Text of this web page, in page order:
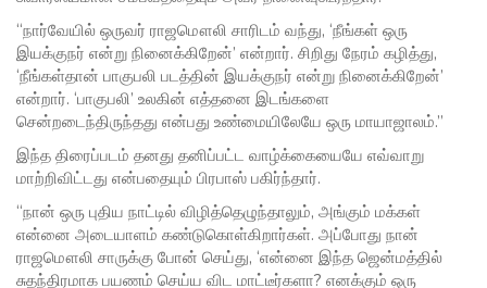
“நார்வேயில் ஒருவர் ராஜமௌலி சாரிடம் வந்து, ‘நீங்கள் ஒரு
இயக்குநர் என்று நினைக்கிறேன்’ என்றார். சிறிது நேரம் கழித்து,
‘நீங்கள்தான் பாகுபலி படத்தின் இயக்குநர் என்று நினைக்கிறேன்’
என்றார். ‘பாகுபலி’ உலகின் எத்தனை இடங்களை
சென்றடைந்திருந்தது என்பது உண்மையிலேயே ஒரு மாயாஜாலம்.”
இந்த திரைப்படம் தனது தனிப்பட்ட வாழ்க்கையையே எவ்வாறு
மாற்றிவிட்டது என்பதையும் பிரபாஸ் பகிர்ந்தார்.
“நான் ஒரு புதிய நாட்டில் விழித்தெழுந்தாலும், அங்கும் மக்கள்
என்னை அடையாளம் கண்டுகொள்கிறார்கள். அப்போது நான்
ராஜமௌலி சாருக்கு போன் செய்து, ‘என்னை இந்த ஜென்மத்தில்
சுதந்திரமாக பயணம் செய்ய விட மாட்டீர்களா? எனக்கும் ஒரு